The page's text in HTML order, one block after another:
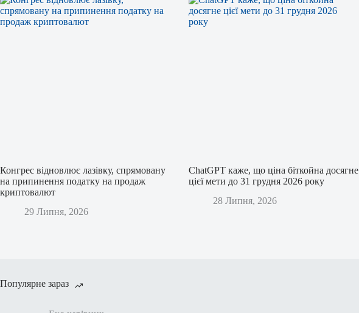
Конгрес відновлює лазівку, спрямовану
на припинення податку на продаж
криптовалют
29 Липня, 2026
ChatGPT каже, що ціна біткойна досягне
цієї мети до 31 грудня 2026 року
28 Липня, 2026
Популярне зараз